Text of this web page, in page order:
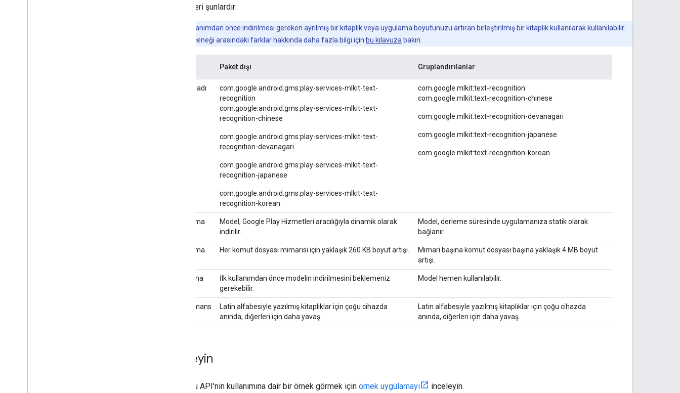
özellikleri şunlardır:
Bu API, kullanımdan önce indirilmesi gereken ayrılmış bir kitaplık veya uygulama boyutunuzu artıran birleştirilmiş bir kitaplık kullanılarak kullanılabilir.
İki yükleme seçeneği arasındaki farklar hakkında daha fazla bilgi için bu kılavuza bakın.
Paket dışı Gruplandırılanlar
Kitaplık adı
com.google.android.gms:play-services-mlkit-text-
recognition
com.google.android.gms:play-services-mlkit-text-
recognition-chinese
com.google.android.gms:play-services-mlkit-text-
recognition-devanagari
com.google.android.gms:play-services-mlkit-text-
recognition-japanese
com.google.android.gms:play-services-mlkit-text-
recognition-korean
com.google.mlkit:text-recognition
com.google.mlkit:text-recognition-chinese
com.google.mlkit:text-recognition-devanagari
com.google.mlkit:text-recognition-japanese
com.google.mlkit:text-recognition-korean
Uygulama
Model, Google Play Hizmetleri aracılığıyla dinamik olarak
indirilir.
Model, derleme süresinde uygulamanıza statik olarak
bağlanır.
Uygulama
Her komut dosyası mimarisi için yaklaşık 260 KB boyut artışı.
Mimari başına komut dosyası başına yaklaşık 4 MB boyut
artışı.
Başlatma
İlk kullanımdan önce modelin indirilmesini beklemeniz
gerekebilir.
Model hemen kullanılabilir.
Performans
Latin alfabesiyle yazılmış kitaplıklar için çoğu cihazda
anında, diğerleri için daha yavaş.
Latin alfabesiyle yazılmış kitaplıklar için çoğu cihazda
anında, diğerleri için daha yavaş.
Deneyin
Bu API'nin kullanımına dair bir örnek görmek için örnek uygulamayı inceleyin.